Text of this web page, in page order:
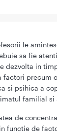
le
sa fie
dezvolta in
factori precum
si psihica a
familial si
de
functie de